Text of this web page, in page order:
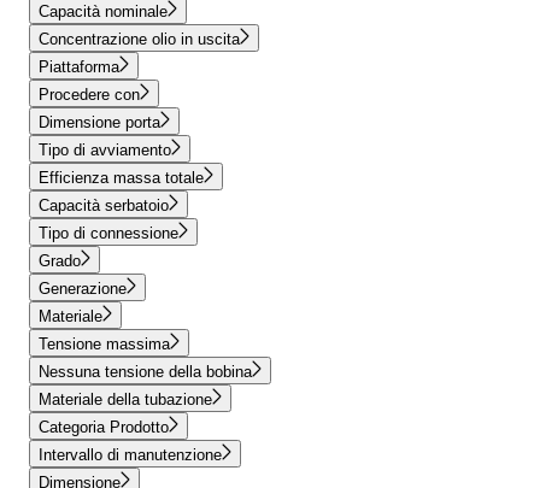
Capacità nominale
Concentrazione olio in uscita
Piattaforma
Procedere con
Dimensione porta
Tipo di avviamento
Efficienza massa totale
Capacità serbatoio
Tipo di connessione
Grado
Generazione
Materiale
Tensione massima
Nessuna tensione della bobina
Materiale della tubazione
Categoria Prodotto
Intervallo di manutenzione
Dimensione